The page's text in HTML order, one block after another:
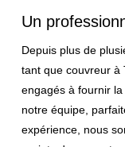
Un
Depuis plus de
tant que couvreur à
engagés à fournir
notre équipe,
expérience, nous